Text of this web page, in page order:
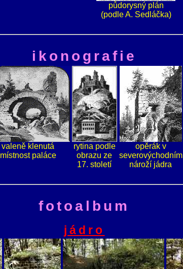
půdorysný plán
(podle A. Sedláčka)
ikonografie
valeně klenutá
místnost paláce
rytina podle
obrazu ze
17. století
opěrák v
severovýchodním
nároží jádra
fotoalbum
jádro